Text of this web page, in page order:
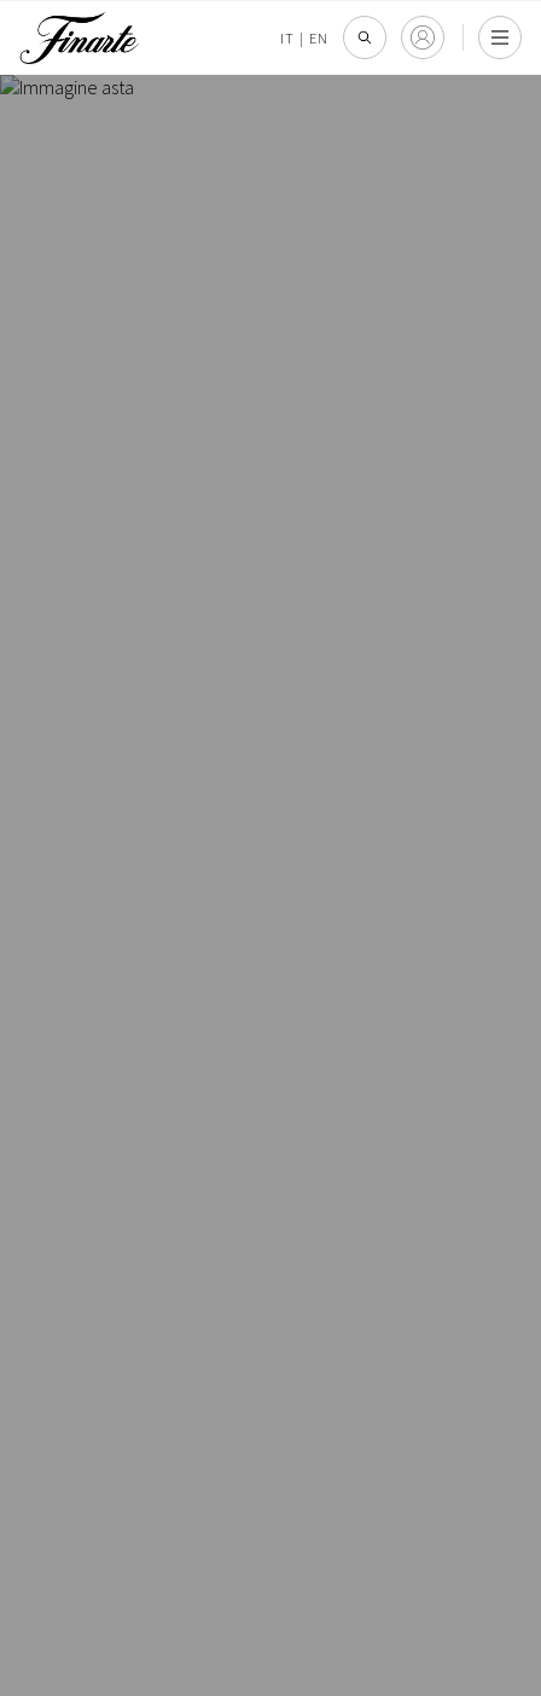
IT | EN